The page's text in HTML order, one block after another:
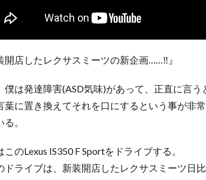
開店したレクサスミーツの新企画……‼』
僕は発達障害(ASD気味)があって、正直に言
葉に置き換えてそれを口にするという事が非
。
このLexus IS350 F Sportをドライブする。
ドライブは、新装開店したレクサスミーツ日